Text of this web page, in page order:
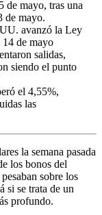
de mayo, tras una
de mayo.
avanzó la Ley
de mayo
salidas,
siendo el punto
el 4,55%,
las
la semana pasada
los bonos del
sobre los
si se trata de un
profundo.